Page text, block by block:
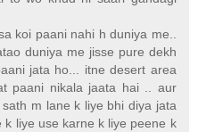
koi paani nahi h duniya me..
duniya me jisse pure dekh
jata ho... itne desert area
paani nikala jaata hai .. aur
m lane k liye bhi diya jata
liye use karne k liye peene k